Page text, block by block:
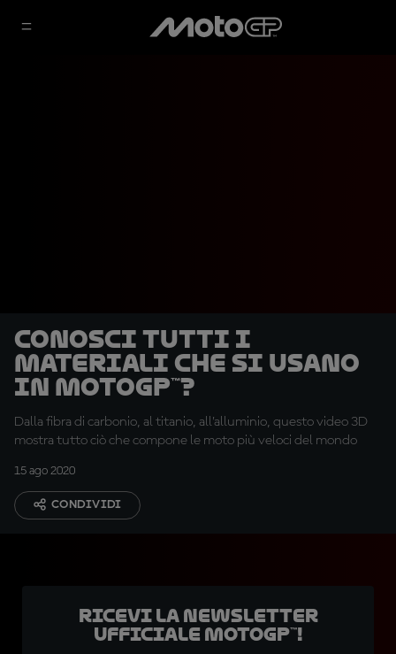
Conosci tutti i
materiali che si usano
in MotoGP™?
Dalla fibra di carbonio, al titanio, all’alluminio, questo video 3D
mostra tutto ciò che compone le moto più veloci del mondo
15 ago 2020
CONDIVIDI
Ricevi la newsletter
ufficiale MotoGP™!